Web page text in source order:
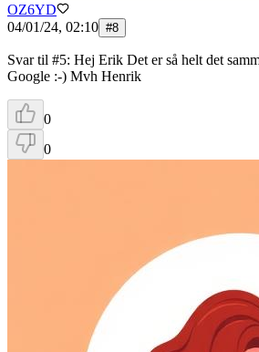
OZ6YD
04/01/24, 02:10 #8
Svar til #5: Hej Erik Det er så helt det
Google :-) Mvh Henrik
0
0